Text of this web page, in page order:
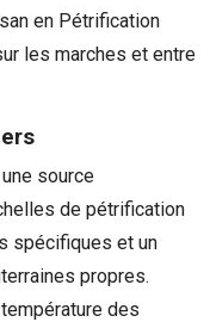
en Pétrification
les marches et entre
source
de pétrification
spécifiques et un
propres.
des